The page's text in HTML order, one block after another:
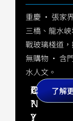
重慶 · 張家
三橋、龍水
戰玻璃棧道
無購物 · 含
水人文。
了解
?
?
?
C
N
Y
起